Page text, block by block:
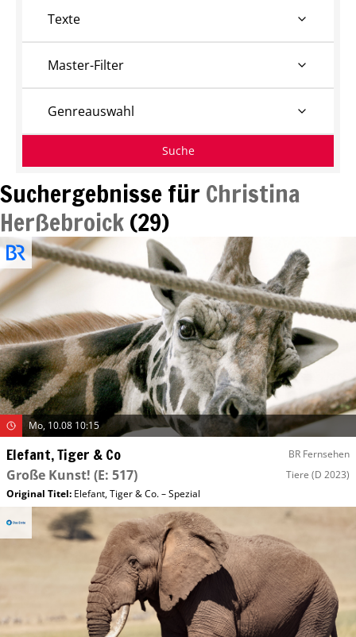
Suchergebnisse für Christina
Herßebroick(29)
Mo, 10.08 10:15
Elefant, Tiger & Co BR Fernsehen
Große Kunst! (E: 517) Tiere (D 2023)
Original Titel: Elefant, Tiger & Co. – Spezial
Texte
Master-Filter
Genreauswahl
Suche